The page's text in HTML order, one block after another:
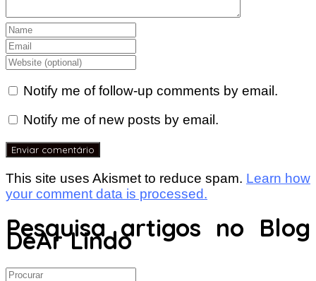
Notify me of follow-up comments by email.
Notify me of new posts by email.
This site uses Akismet to reduce spam. Learn how
your comment data is processed.
Pesquisa artigos no Blog
DeAr Lindo
Search